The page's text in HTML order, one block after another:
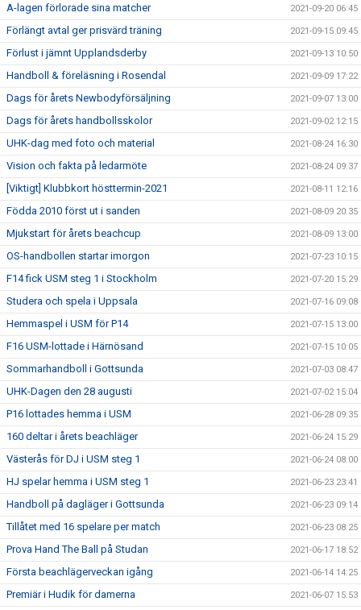
A-lagen förlorade sina matcher 2021-09-20 06:45
Förlängt avtal ger prisvärd träning 2021-09-15 09:45
Förlust i jämnt Upplandsderby 2021-09-13 10:50
Handboll & föreläsning i Rosendal 2021-09-09 17:22
Dags för årets Newbodyförsäljning 2021-09-07 13:00
Dags för årets handbollsskolor 2021-09-02 12:15
UHK-dag med foto och material 2021-08-24 16:30
Vision och fakta på ledarmöte 2021-08-24 09:37
[Viktigt] Klubbkort hösttermin-2021 2021-08-11 12:16
Födda 2010 först ut i sanden 2021-08-09 20:35
Mjukstart för årets beachcup 2021-08-09 13:00
OS-handbollen startar imorgon 2021-07-23 10:15
F14 fick USM steg 1 i Stockholm 2021-07-20 15:29
Studera och spela i Uppsala 2021-07-16 09:08
Hemmaspel i USM för P14 2021-07-15 13:00
F16 USM-lottade i Härnösand 2021-07-15 10:05
Sommarhandboll i Gottsunda 2021-07-03 08:47
UHK-Dagen den 28 augusti 2021-07-02 15:04
P16 lottades hemma i USM 2021-06-28 09:35
160 deltar i årets beachläger 2021-06-24 15:29
Västerås för DJ i USM steg 1 2021-06-24 08:00
HJ spelar hemma i USM steg 1 2021-06-23 23:41
Handboll på dagläger i Gottsunda 2021-06-23 09:14
Tillåtet med 16 spelare per match 2021-06-23 08:25
Prova Hand The Ball på Studan 2021-06-17 18:52
Första beachlägerveckan igång 2021-06-14 14:25
Premiär i Hudik för damerna 2021-06-07 15:53